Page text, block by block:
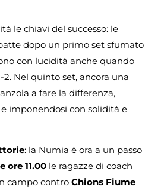
le chiavi del successo: le
dopo un primo set sfumato
con lucidità anche quando
Nel quinto set, ancora una
a fare la differenza,
imponendosi con solidità e
: la Numia è ora a un passo
ore 11.00 le ragazze di coach
campo contro Chions Fiume